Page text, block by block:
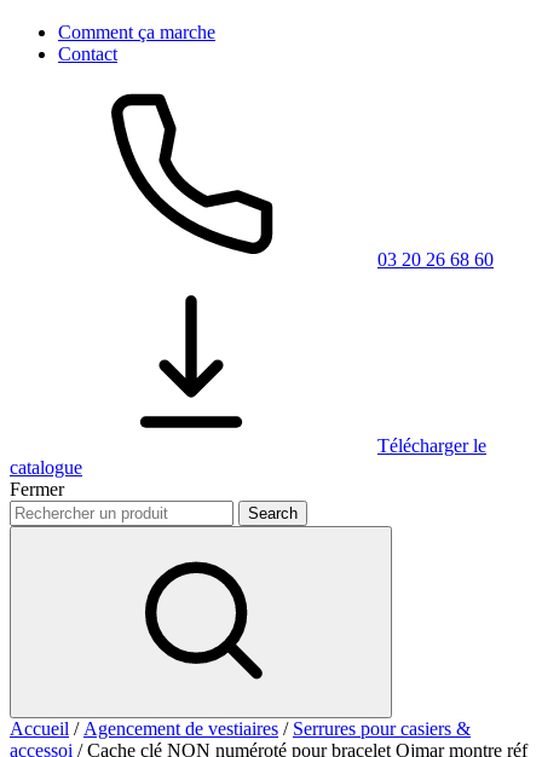
Comment ça marche
Contact
03 20 26 68 60
Télécharger le
catalogue
Fermer
Accueil / Agencement de vestiaires / Serrures pour casiers &
accessoi / Cache clé NON numéroté pour bracelet Ojmar montre réf